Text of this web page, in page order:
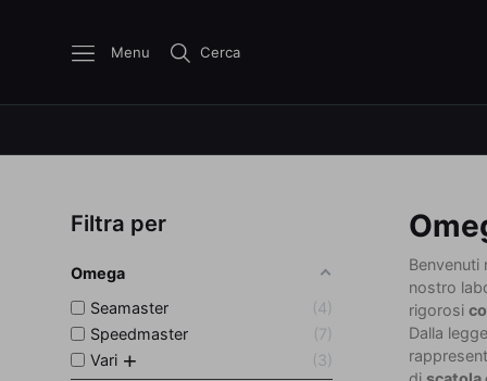
Menu Cerca
Filtra per
Omega
Seamaster
4
Speedmaster
7
Vari
3
Benvenuti
nostro
rigorosi
Dalla